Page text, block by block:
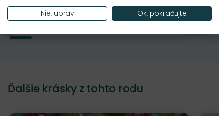
Ďalšie krásky z tohto rodu
Nie, uprav Ok, pokračujte